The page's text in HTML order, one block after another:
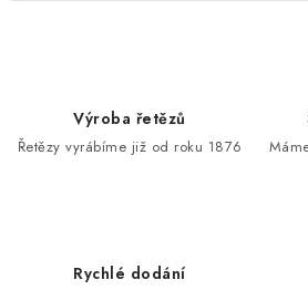
Výroba řetězů
Řetězy vyrábíme již od roku 1876
Rychlé dodání